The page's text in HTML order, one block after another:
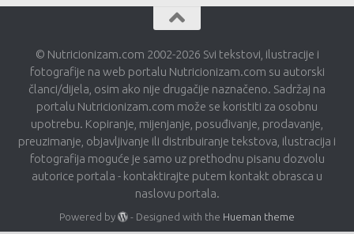
© Nutricionizam.com 2002-2026 Svi tekstovi, ilustracije i
fotografije na web portalu Nutricionizam.com su autorski
članci/dijela, osim ako nije drugačije naznačeno. Sadržaj na
portalu Nutricionizam.com može se koristiti za osobnu
upotrebu. Kopiranje, mijenjanje, posuđivanje, prodavanje,
preuzimanje, objavljivanje ili distribuiranje tekstova, ilustracija i
fotografija moguće je samo uz prethodnu pisanu dozvolu
autorice portala - kontaktirajte putem kontakt obrasca u
naslovu portala.
Powered by - Designed with the Hueman theme